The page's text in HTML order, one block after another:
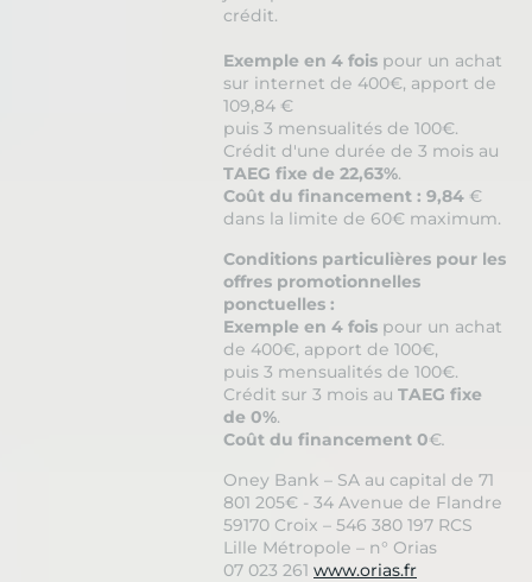
crédit.
Exemple en 4 fois pour un achat
sur internet de 400€, apport de
109,84 €
puis 3 mensualités de 100€.
Crédit d'une durée de 3 mois au
TAEG fixe de 22,63%.
Coût du financement : 9,84 €
dans la limite de 60€ maximum.
Conditions particulières pour les
offres promotionnelles
ponctuelles :
Exemple en 4 fois pour un achat
de 400€, apport de 100€,
puis 3 mensualités de 100€.
Crédit sur 3 mois au TAEG fixe
de 0%.
Coût du financement 0€.
Oney Bank – SA au capital de 71
801 205€ - 34 Avenue de Flandre
59170 Croix – 546 380 197 RCS
Lille Métropole – n° Orias
07 023 261 www.orias.fr